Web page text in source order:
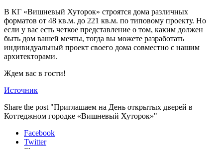
В КГ «Вишневый Хуторок» строятся дома различных
форматов от 48 кв.м. до 221 кв.м. по типовому проекту. Но
если у вас есть четкое представление о том, каким должен
быть дом вашей мечты, тогда вы можете разработать
индивидуальный проект своего дома совместно с нашим
архитекторами.
Ждем вас в гости!
Источник
Share the post "Приглашаем на День открытых дверей в
Коттеджном городке «Вишневый Хуторок»"
Facebook
Twitter